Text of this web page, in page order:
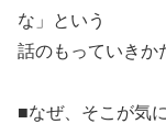
な」という
話のもっていきか
■なぜ、そこが気